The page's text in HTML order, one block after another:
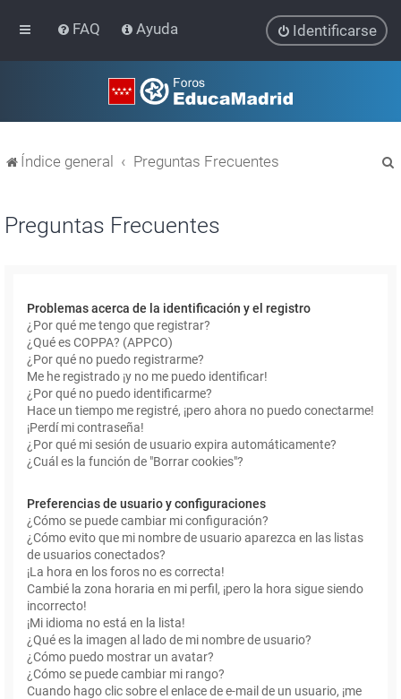
FAQ Ayuda Identificarse
Índice general Preguntas Frecuentes
Preguntas Frecuentes
Problemas acerca de la identificación y el registro
¿Por qué me tengo que registrar?
¿Qué es COPPA? (APPCO)
¿Por qué no puedo registrarme?
Me he registrado ¡y no me puedo identificar!
¿Por qué no puedo identificarme?
Hace un tiempo me registré, ¡pero ahora no puedo conectarme!
¡Perdí mi contraseña!
¿Por qué mi sesión de usuario expira automáticamente?
¿Cuál es la función de "Borrar cookies"?
Preferencias de usuario y configuraciones
¿Cómo se puede cambiar mi configuración?
¿Cómo evito que mi nombre de usuario aparezca en las listas
de usuarios conectados?
¡La hora en los foros no es correcta!
Cambié la zona horaria en mi perfil, ¡pero la hora sigue siendo
incorrecto!
¡Mi idioma no está en la lista!
¿Qué es la imagen al lado de mi nombre de usuario?
¿Cómo puedo mostrar un avatar?
¿Cómo se puede cambiar mi rango?
Cuando hago clic sobre el enlace de e-mail de un usuario, ¡me